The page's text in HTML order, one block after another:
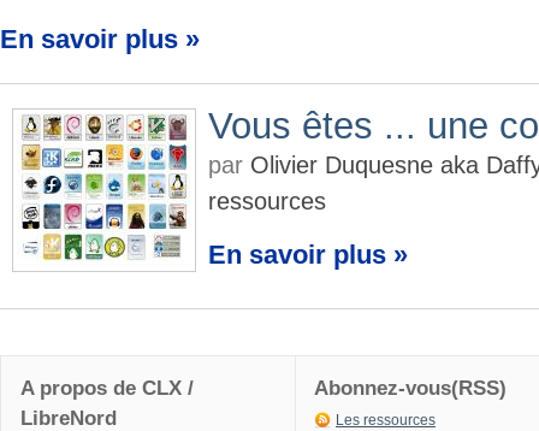
En savoir plus »
Vous êtes ... une
par Olivier Duquesne aka
ressources
En savoir plus »
A propos de CLX /
LibreNord
Abonnez-vous(RSS)
Les ressources